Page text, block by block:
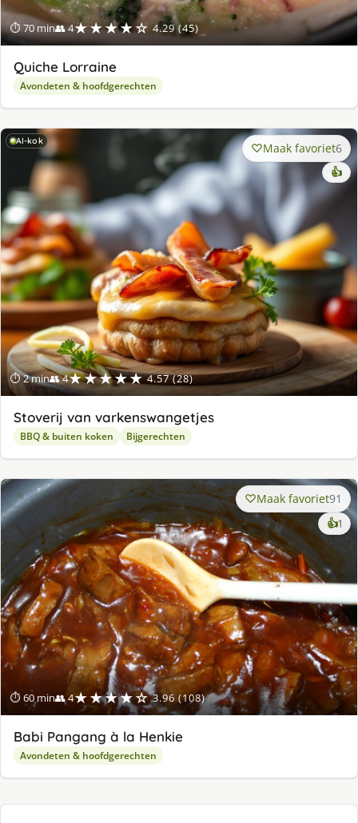
⏱ 70 min👥 4★★★★☆ 4.29 (45)
Quiche Lorraine
Avondeten & hoofdgerechten
AI-kok
⏱ 2 min👥 4★★★★★ 4.57 (28)
Maak favoriet6
👍
Stoverij van varkenswangetjes
BBQ & buiten koken Bijgerechten
⏱ 60 min👥 4★★★★☆ 3.96 (108)
Maak favoriet91
👍1
Babi Pangang à la Henkie
Avondeten & hoofdgerechten